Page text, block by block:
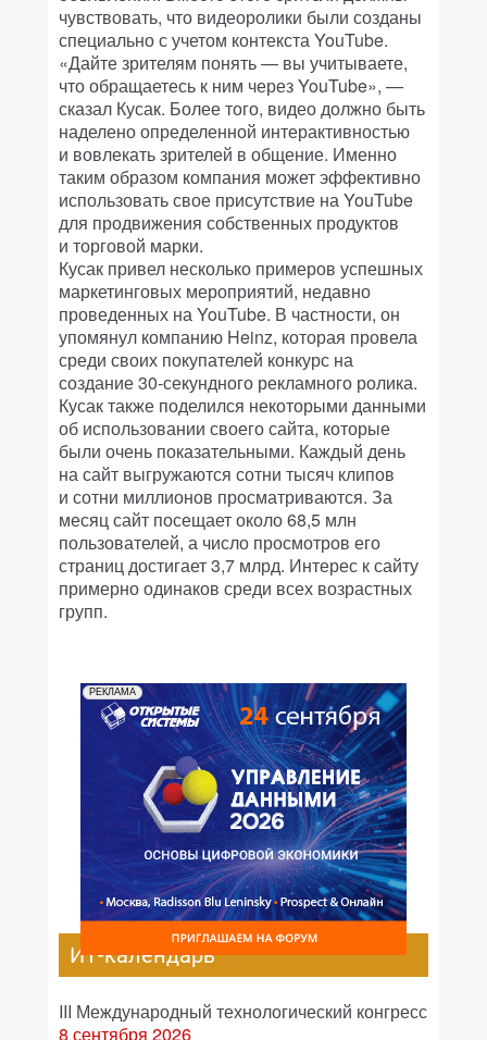
чувствовать, что видеоролики были созданы
специально с учетом контекста YouTube.
«Дайте зрителям понять — вы учитываете,
что обращаетесь к ним через YouTube», —
сказал Кусак. Более того, видео должно быть
наделено определенной интерактивностью
и вовлекать зрителей в общение. Именно
таким образом компания может эффективно
использовать свое присутствие на YouTube
для продвижения собственных продуктов
и торговой марки.
Кусак привел несколько примеров успешных
маркетинговых мероприятий, недавно
проведенных на YouTube. В частности, он
упомянул компанию Heinz, которая провела
среди своих покупателей конкурс на
создание 30-секундного рекламного ролика.
Кусак также поделился некоторыми данными
об использовании своего сайта, которые
были очень показательными. Каждый день
на сайт выгружаются сотни тысяч клипов
и сотни миллионов просматриваются. За
месяц сайт посещает около 68,5 млн
пользователей, а число просмотров его
страниц достигает 3,7 млрд. Интерес к сайту
примерно одинаков среди всех возрастных
групп.
РЕКЛАМА
ИТ-календарь
III Международный технологический конгресс
8 сентября 2026